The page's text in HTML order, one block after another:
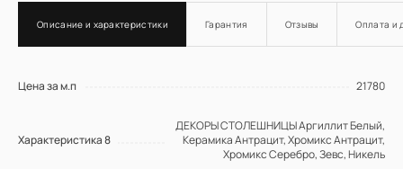
Описание и характеристики Гарантия Отзывы Оплата и
Цена за м.п 21780
Характеристика 8
ДЕКОРЫ СТОЛЕШНИЦЫ Аргиллит Белый,
Керамика Антрацит, Хромикс Антрацит,
Хромикс Серебро, Зевс, Никель